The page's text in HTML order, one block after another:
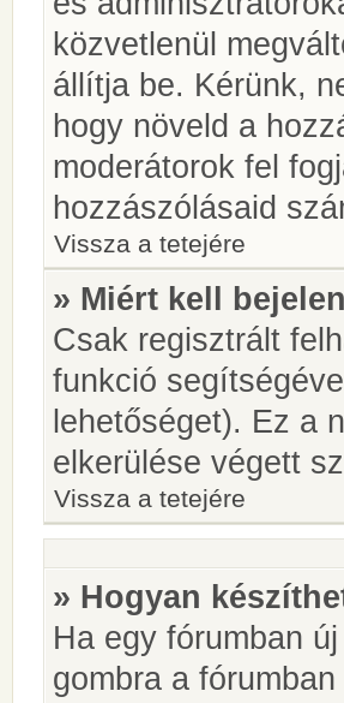
közvetlenül
állítja be. Kérünk,
hogy növeld a
moderátorok fel
hozzászólásaid
Vissza a tetejére
» Miért kell
Csak regisztrált
funkció
lehetőséget). Ez a
elkerülése végett
Vissza a tetejére
» Hogyan
Ha egy fórumban
gombra a